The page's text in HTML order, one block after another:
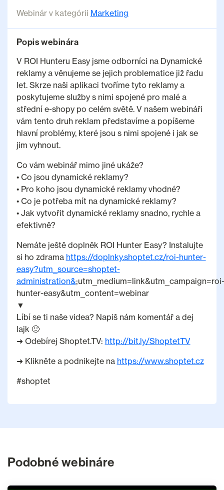
Webinár v kategórii Marketing
Popis webinára
V ROI Hunteru Easy jsme odborníci na Dynamické
reklamy a věnujeme se jejich problematice již řadu
let. Skrze naši aplikaci tvoříme tyto reklamy a
poskytujeme služby s nimi spojené pro malé a
střední e-shopy po celém světě. V našem webináři
vám tento druh reklam představíme a popíšeme
hlavní problémy, které jsou s nimi spojené i jak se
jim vyhnout.
Co vám webinář mimo jiné ukáže?
• Co jsou dynamické reklamy?
• Pro koho jsou dynamické reklamy vhodné?
• Co je potřeba mít na dynamické reklamy?
• Jak vytvořit dynamické reklamy snadno, rychle a
efektivně?
Nemáte ještě doplněk ROI Hunter Easy? Instalujte
si ho zdrama https://doplnky.shoptet.cz/roi-hunter-
easy?utm_source=shoptet-
administration&;utm_medium=link&utm_campaign=roi-
hunter-easy&utm_content=webinar
▼
Líbí se ti naše videa? Napiš nám komentář a dej
lajk 🙂
➜ Odebírej Shoptet.TV: http://bit.ly/ShoptetTV
➜ Klikněte a podnikejte na https://www.shoptet.cz
#shoptet
Podobné webináre